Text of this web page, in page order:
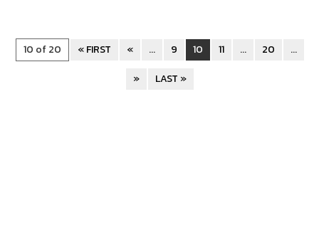
10 of 20 « FIRST « ... 9 10 11 ... 20
...
»
LAST »